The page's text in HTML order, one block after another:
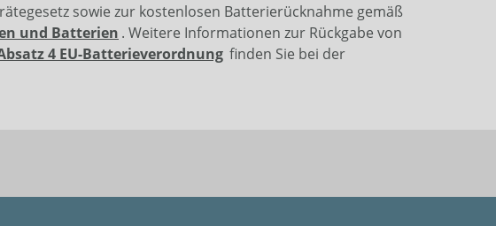
sowie zur kostenlosen Batterierücknahme gemäß
und Batterien . Weitere Informationen zur Rückgabe von
4 EU-Batterieverordnung finden Sie bei der